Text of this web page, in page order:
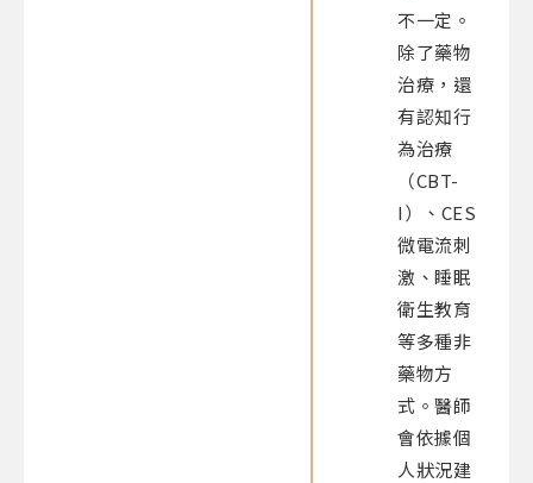
不一定。
除了藥物
治療，還
有認知行
為治療
（CBT-
I）、CES
微電流刺
激、睡眠
衛生教育
等多種非
藥物方
式。醫師
會依據個
人狀況建